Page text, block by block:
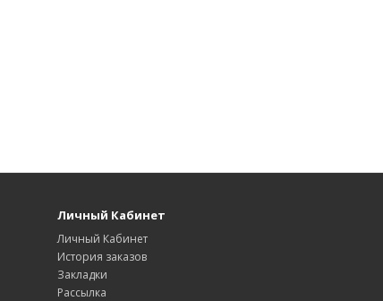
Личный Кабинет
Личный Кабинет
История заказов
Закладки
Рассылка